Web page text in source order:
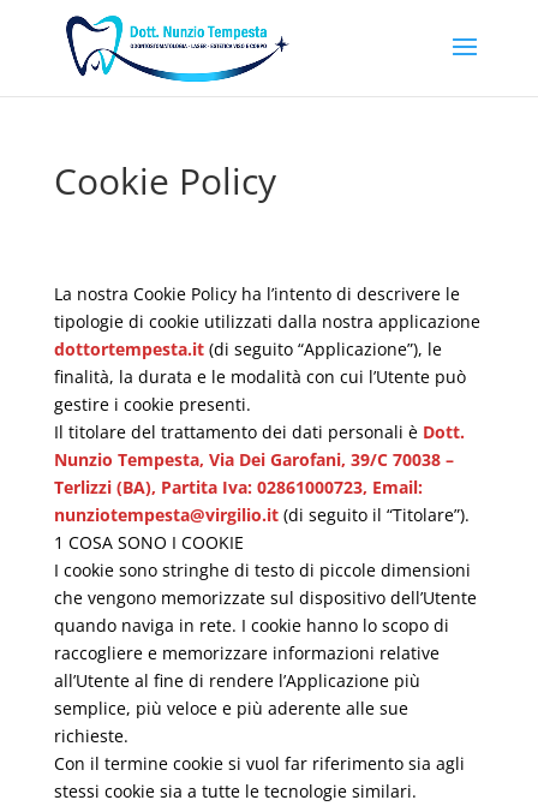
Cookie Policy
La nostra Cookie Policy ha l’intento di descrivere le
tipologie di cookie utilizzati dalla nostra applicazione
dottortempesta.it(di seguito “Applicazione”), le
finalità, la durata e le modalità con cui l’Utente può
gestire i cookie presenti.
Il titolare del trattamento dei dati personali è Dott.
Nunzio Tempesta, Via Dei Garofani, 39/C 70038 –
Terlizzi (BA), Partita Iva: 02861000723, Email:
nunziotempesta@virgilio.it(di seguito il “Titolare”).
1 COSA SONO I COOKIE
I cookie sono stringhe di testo di piccole dimensioni
che vengono memorizzate sul dispositivo dell’Utente
quando naviga in rete. I cookie hanno lo scopo di
raccogliere e memorizzare informazioni relative
all’Utente al fine di rendere l’Applicazione più
semplice, più veloce e più aderente alle sue
richieste.
Con il termine cookie si vuol far riferimento sia agli
stessi cookie sia a tutte le tecnologie similari.